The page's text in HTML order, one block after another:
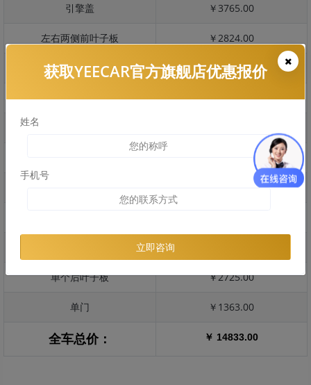
引擎盖 ￥3765.00
左右两侧前叶子板 ￥2824.00
反光镜 ￥564.00
后保险杠 ￥1780.00
￥2259.00
￥2380.00
单个后叶子板 ￥2725.00
单门 ￥1363.00
全车总价： ￥ 14833.00
获取YEECAR官方旗舰店优惠报价
姓名
手机号
立即咨询